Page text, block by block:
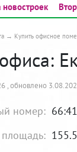
новостроек
Купить офисное
, обновлено
номер: